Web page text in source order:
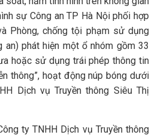
sự Công an TP Hà Nội phối hợp
Phòng, chống tội phạm sử dụng
an) phát hiện một ổ nhóm gồm 33
hoặc sử dụng trái phép thông tin
thông”, hoạt động núp bóng dưới
Dịch vụ Truyền thông Siêu Thị
ty TNHH Dịch vụ Truyền thông